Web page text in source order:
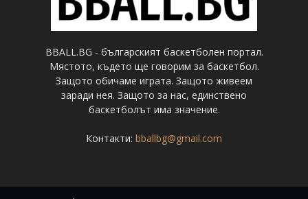
BBALL.BG - българският баскетболен портал.
Мястото, където ще говорим за баскетбол.
Защото обичаме играта. Защото живеем
заради нея. Защото за нас, единствено
баскетболът има значение.
Контакти: bballbg@gmail.com